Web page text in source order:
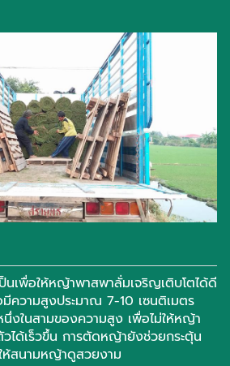
นเพื่อให้หญ้าพาสพาลั่มเจริญเติบโตได้ดี
ความสูงประมาณ 7-10 เซนติเมตร
งในสามของความสูง เพื่อไม่ให้หญ้า
ได้เร็วขึ้น การตัดหญ้ายังช่วยกระตุ้น
ห้สนามหญ้าดูสวยงาม